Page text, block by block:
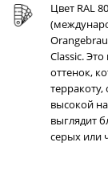
Цвет RAL
Classic.
оттенок,
высокой
выглядит
серых или